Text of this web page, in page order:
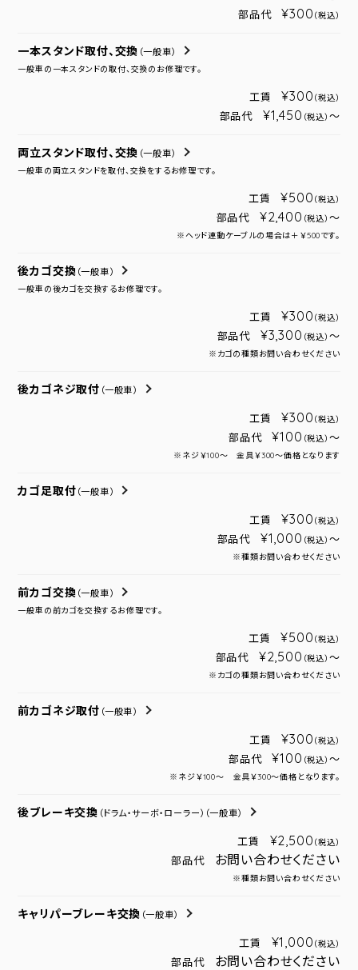
部品代 ¥300 （税込）
一本スタンド取付、交換 （一般車）
一般車の一本スタンドの取付、交換のお修理です。
工賃 ¥300 （税込）
部品代 ¥1,450 （税込） ～
両立スタンド取付、交換 （一般車）
一般車の両立スタンドを取付、交換をするお修理です。
工賃 ¥500 （税込）
部品代 ¥2,400 （税込） ～
※ヘッド連動ケーブルの場合は＋￥500です。
後カゴ交換 （一般車）
一般車の後カゴを交換するお修理です。
工賃 ¥300 （税込）
部品代 ¥3,300 （税込） ～
※カゴの種類お問い合わせください
後カゴネジ取付 （一般車）
工賃 ¥300 （税込）
部品代 ¥100 （税込） ～
※ネジ￥100～ 金具￥300～価格となります
カゴ足取付 （一般車）
工賃 ¥300 （税込）
部品代 ¥1,000 （税込） ～
※種類お問い合わせください
前カゴ交換 （一般車）
一般車の前カゴを交換するお修理です。
工賃 ¥500 （税込）
部品代 ¥2,500 （税込） ～
※カゴの種類お問い合わせください
前カゴネジ取付 （一般車）
工賃 ¥300 （税込）
部品代 ¥100 （税込） ～
※ネジ￥100～ 金具￥300～価格となります。
後ブレーキ交換 （ドラム・サーボ・ローラー） （一般車）
工賃 ¥2,500 （税込）
部品代 お問い合わせください
※種類お問い合わせください
キャリパーブレーキ交換 （一般車）
工賃 ¥1,000 （税込）
部品代 お問い合わせください